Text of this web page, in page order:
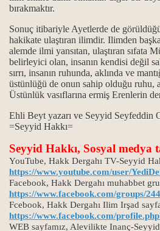
bırakmaktır.
Sonuç itibariyle Ayetlerde de
hakikate ulaştıran ilimdir. Ilimden
alemde ilmi yansıtan, ulaştıran sıfata
belirleyici olan, insanın kendisi değil
sırrı, insanın ruhunda, aklında ve
üstünlüğü de onun sahip olduğu ruhu,
Üstünlük vasıflarına ermiş Erenlerin
Ehli Beyt yazarı ve Seyyid Seyfeddin
=Seyyid Hakkı=
Seyyid Hakkı, Sosyal medya
YouTube, Hakk Dergahı TV-Seyyid
https://www.youtube.com/user/
Facebook, Hakk Dergahı muhabbet
https://www.facebook.com/groups/
Fcebook, Hakk Dergahı Ilim Irşad
https://www.facebook.com/
WEB sayfamız, Alevilikte Inanç-
başka yol bilmeyiz...
Kan ve can ile, verilen